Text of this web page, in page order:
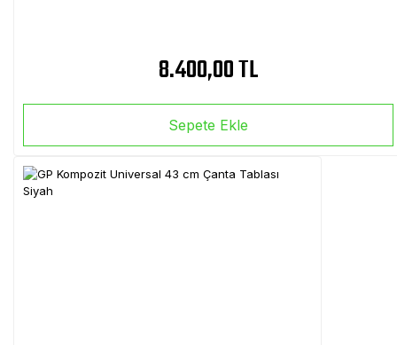
8.400,00 TL
Sepete Ekle